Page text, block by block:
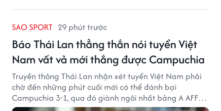
SAO SPORT 29 phút trước
Báo Thái Lan thẳng thắn nói tuyển Việt
Nam vất vả mới thắng được Campuchia
Truyền thông Thái Lan nhận xét tuyển Việt Nam phải
chờ đến những phút cuối mới có thể đánh bại
Campuchia 3-1, qua đó giành ngôi nhất bảng A AFF
Cup 2026.